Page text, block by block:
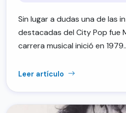
Sin lugar a dudas una de las
destacadas del City Pop fue
carrera musical inició en
Leer artículo